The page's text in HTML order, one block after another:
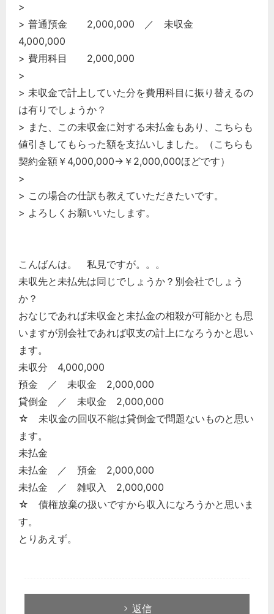
>
> 普通預金 2,000,000 ／ 未収金
4,000,000
> 費用科目 2,000,000
>
> 未収金で計上していた分を費用科目に振り替えるの
は有りでしょうか？
> また、この未収金に対する未払金もあり、こちらも
値引きしてもらった額を支払いしました。（こちらも
契約金額￥4,000,000→￥2,000,000ほどです）
>
> この場合の仕訳も教えていただきたいです。
> よろしくお願いいたします。
こんばんは。 私見ですが。。。
未収先と未払先は同じでしょうか？別会社でしょう
か？
おなじであれば未収金と未払金の相殺が可能かとも思
いますが別会社であれば収支の計上になろうかと思い
ます。
未収分 4,000,000
預金 ／ 未収金 2,000,000
貸倒金 ／ 未収金 2,000,000
☆ 未収金の回収不能は貸倒金で問題ないものと思い
ます。
未払金
未払金 ／ 預金 2,000,000
未払金 ／ 雑収入 2,000,000
☆ 債権放棄の扱いですから収入になろうかと思いま
す。
とりあえず。
返信